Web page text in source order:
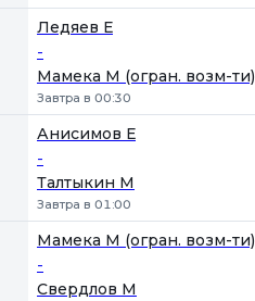
Ледяев Е
-
Мамека М (огран. возм-ти)
Завтра в 00:30
Анисимов Е
-
Талтыкин М
Завтра в 01:00
Мамека М (огран. возм-ти)
-
Свердлов М